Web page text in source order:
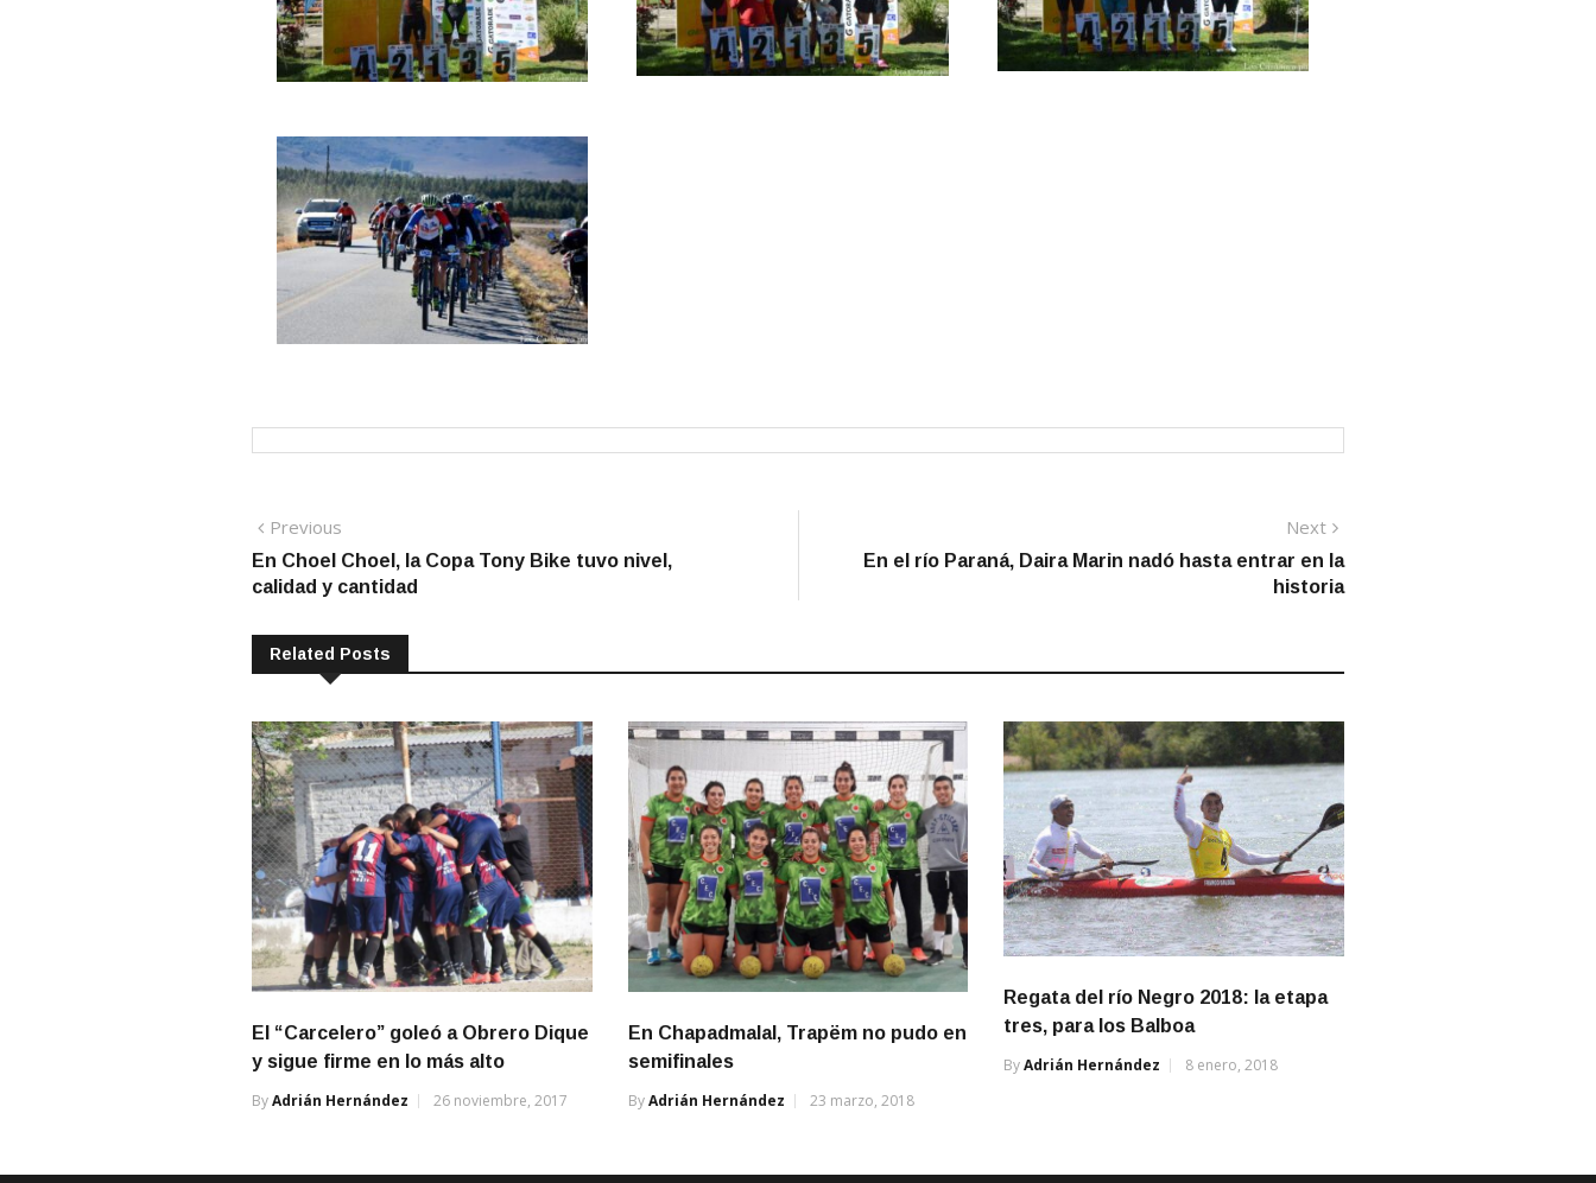
Navegación
de
Previous
post:
En Choel Choel, la Copa Tony Bike tuvo nivel,
calidad y cantidad
Next
post:
En el río Paraná, Daira Marin nadó hasta entrar en la
historia
Related Posts
El “Carcelero” goleó a Obrero Dique
y sigue firme en lo más alto
ByAdrián Hernández 26 noviembre, 2017
En Chapadmalal, Trapëm no pudo en
semifinales
ByAdrián Hernández 23 marzo, 2018
Regata del río Negro 2018: la etapa
tres, para los Balboa
ByAdrián Hernández 8 enero, 2018